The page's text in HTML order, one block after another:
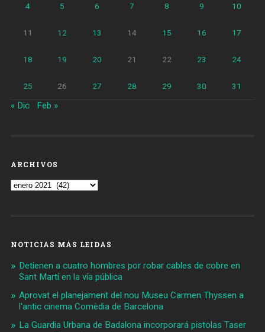
4 5 6 7 8 9 10
11 12 13 14 15 16 17
18 19 20 21 22 23 24
25 26 27 28 29 30 31
« Dic Feb »
ARCHIVOS
Archivos
NOTICIAS MÁS LEIDAS
Detienen a cuatro hombres por robar cables de cobre en
Sant Martí en la vía pública
Aprovat el planejament del nou Museu Carmen Thyssen a
l'antic cinema Comèdia de Barcelona
La Guardia Urbana de Badalona incorporará pistolas Taser